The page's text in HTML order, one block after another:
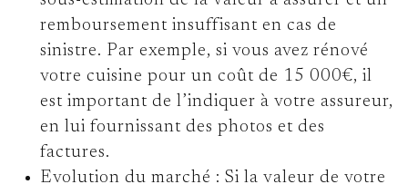
remboursement insuffisant en cas de
sinistre. Par exemple, si vous avez rénové
votre cuisine pour un coût de 15 000€, il
est important de l’indiquer à votre assureur,
en lui fournissant des photos et des
factures.
Evolution du marché : Si la valeur de votre